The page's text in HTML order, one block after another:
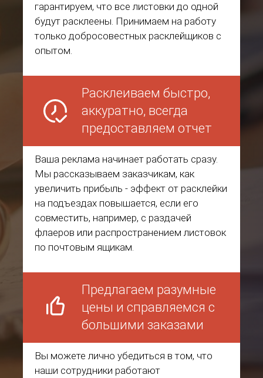
гарантируем, что все листовки до одной
будут расклеены. Принимаем на работу
только добросовестных расклейщиков с
опытом.
Расклеиваем быстро,
аккуратно, всегда
предоставляем отчет
Ваша реклама начинает работать сразу.
Мы рассказываем заказчикам, как
увеличить прибыль - эффект от расклейки
на подъездах повышается, если его
совместить, например, с раздачей
флаеров или распространением листовок
по почтовым ящикам.
Предлагаем разумные
цены и справляемся с
большими заказами
Вы можете лично убедиться в том, что
наши сотрудники работают